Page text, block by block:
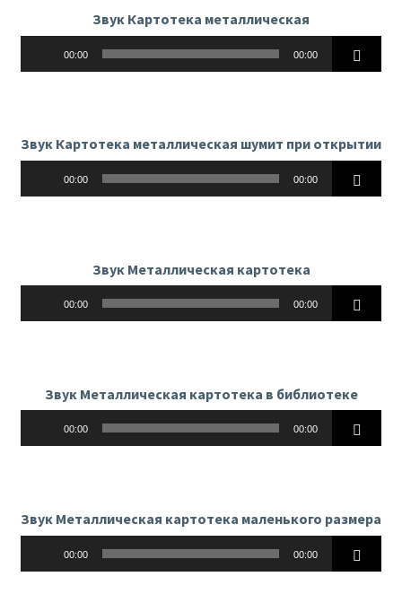
Звук Картотека металлическая
00:00 00:00
Звук Картотека металлическая шумит при открытии
00:00 00:00
Звук Металлическая картотека
00:00 00:00
Звук Металлическая картотека в библиотеке
00:00 00:00
Звук Металлическая картотека маленького размера
00:00 00:00